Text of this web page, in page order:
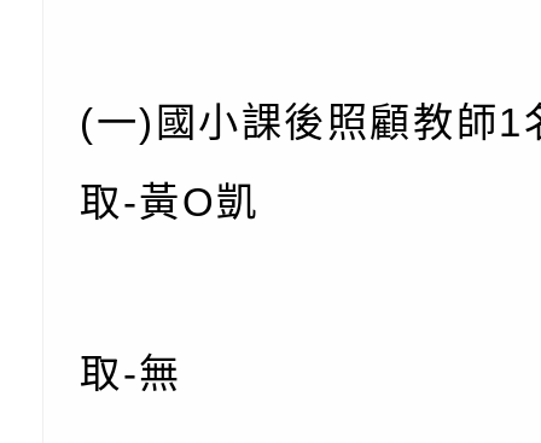
份及道安宣導影像素
設置防災(颱)專區」
信誼基金會於6／27
【打噴嚏、流鼻水、
0-8歲抗過敏照護指
檢送桃園市政府LED
字稿及LCD託播影片
檢送桃園市政府家庭
坊」、「幸福婚姻系
立蘆葦啟智中心辦理
有關桃園市桃園區西
(一)國小課後照顧教師1
取-黃O凱
取-無